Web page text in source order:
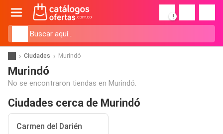
!
Ciudades Murindó
Murindó
No se encontraron tiendas en Murindó.
Ciudades cerca de Murindó
Carmen del Darién